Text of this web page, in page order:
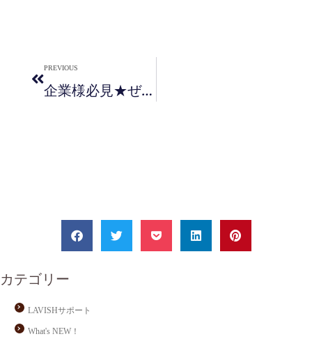
PREVIOUS
企業様必見★ぜひご活用ください！～今だからこそ福利厚生の充実と提携～
カテゴリー
LAVISHサポート
What's NEW！